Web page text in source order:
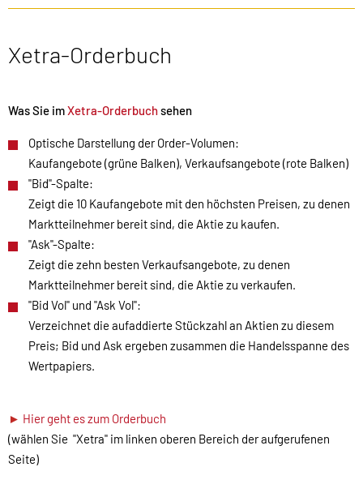
Xetra-Orderbuch
Was Sie imXetra-Orderbuchsehen
Optische Darstellung der Order-Volumen:
Kaufangebote (grüne Balken), Verkaufsangebote (rote Balken)
"Bid"-Spalte:
Zeigt die 10 Kaufangebote mit den höchsten Preisen, zu denen
Marktteilnehmer bereit sind, die Aktie zu kaufen.
"Ask"-Spalte:
Zeigt die zehn besten Verkaufsangebote, zu denen
Marktteilnehmer bereit sind, die Aktie zu verkaufen.
"Bid Vol" und "Ask Vol":
Verzeichnet die aufaddierte Stückzahl an Aktien zu diesem
Preis; Bid und Ask ergeben zusammen die Handelsspanne des
Wertpapiers.
► Hier geht es zum Orderbuch
(wählen Sie "Xetra" im linken oberen Bereich der aufgerufenen
Seite)